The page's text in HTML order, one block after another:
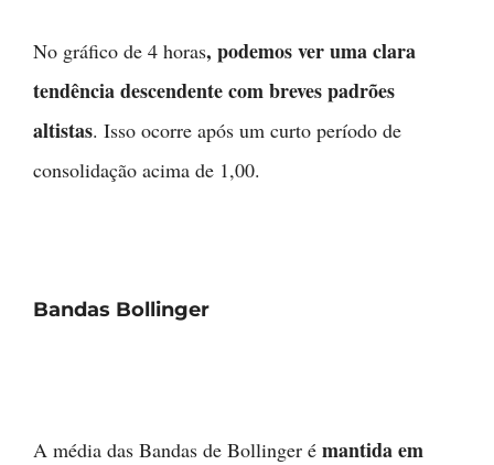
No gráfico de 4 horas, podemos ver uma clara
tendência descendente com breves padrões
altistas. Isso ocorre após um curto período de
consolidação acima de 1,00.
Bandas Bollinger
A média das Bandas de Bollinger é mantida em